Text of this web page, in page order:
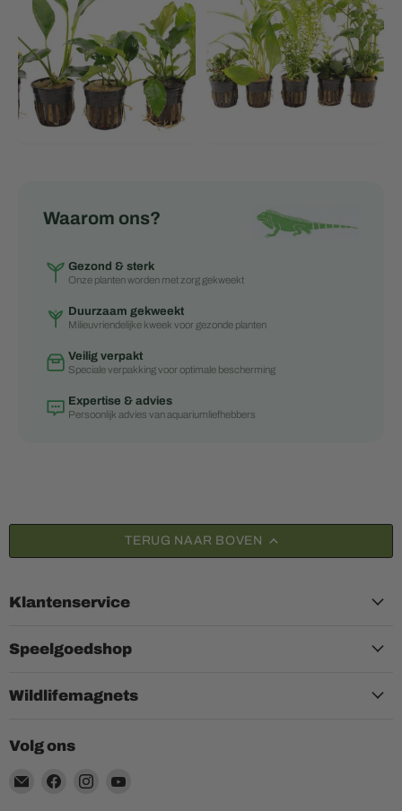
Waarom ons?
Gezond & sterk
Onze planten worden met zorg gekweekt
Duurzaam gekweekt
Milieuvriendelijke kweek voor gezonde planten
Veilig verpakt
Speciale verpakking voor optimale bescherming
Expertise & advies
Persoonlijk advies van aquariumliefhebbers
TERUG NAAR BOVEN
Klantenservice
Speelgoedshop
Wildlifemagnets
Volg ons
Email
Vind
Vind